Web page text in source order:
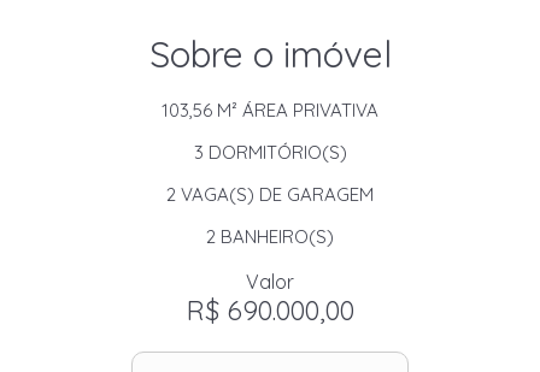
Sobre o imóvel
103,56 M² ÁREA PRIVATIVA
3 DORMITÓRIO(S)
2 VAGA(S) DE GARAGEM
2 BANHEIRO(S)
Valor
R$ 690.000,00